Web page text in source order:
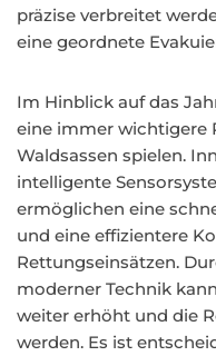
präzise verbreitet
eine geordnete
Im Hinblick auf das
eine immer wichtigere
Waldsassen spielen.
intelligente
ermöglichen eine
und eine effizientere
Rettungseinsätzen.
moderner Technik
weiter erhöht und die
werden. Es ist